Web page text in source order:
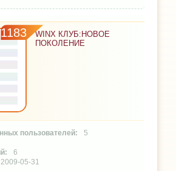
1183
WINX КЛУБ:НОВОЕ
ПОКОЛЕНИЕ
5
6
2009-05-31